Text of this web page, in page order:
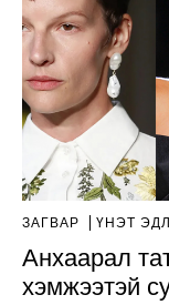
ЗАГВАР ҮНЭТ
Анхаарал
хэмжээтэй